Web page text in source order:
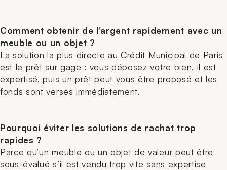
Comment obtenir de l’argent rapidement avec un
meuble ou un objet ?
La solution la plus directe au Crédit Municipal de Paris
est le prêt sur gage : vous déposez votre bien, il est
expertisé, puis un prêt peut vous être proposé et les
fonds sont versés immédiatement.
Pourquoi éviter les solutions de rachat trop
rapides ?
Parce qu’un meuble ou un objet de valeur peut être
sous-évalué s’il est vendu trop vite sans expertise